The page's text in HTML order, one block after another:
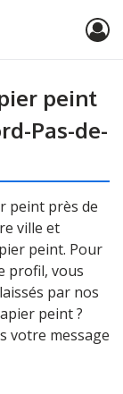
peint
Pas-de-
peint près de
ville et
peint. Pour
profil, vous
par nos
peint ?
votre message